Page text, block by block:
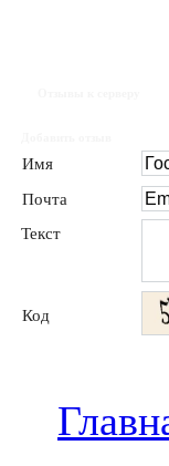
Имя
Почта
Текст
Код